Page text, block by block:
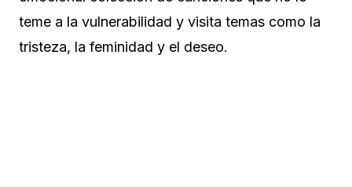
teme a la vulnerabilidad y visita temas como la
tristeza, la feminidad y el deseo.